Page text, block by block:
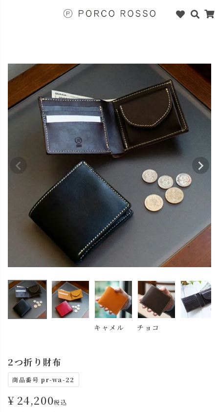
キャメル チョコ
2つ折り財布
商品番号 pr-wa-22
¥ 24,200税込